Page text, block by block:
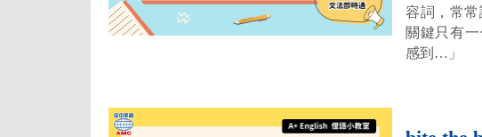
容詞，常
關鍵只有
感到…」